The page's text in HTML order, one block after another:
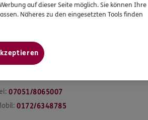
De Virgilio
07051/8065007
0172/6348785
auf dieser Seite möglich. Sie können Ihre
Näheres zu den eingesetzten Tools finden